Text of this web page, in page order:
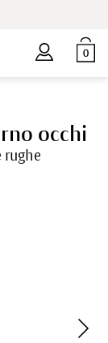
0
occhi
rughe